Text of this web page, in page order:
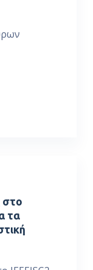
στο
τα